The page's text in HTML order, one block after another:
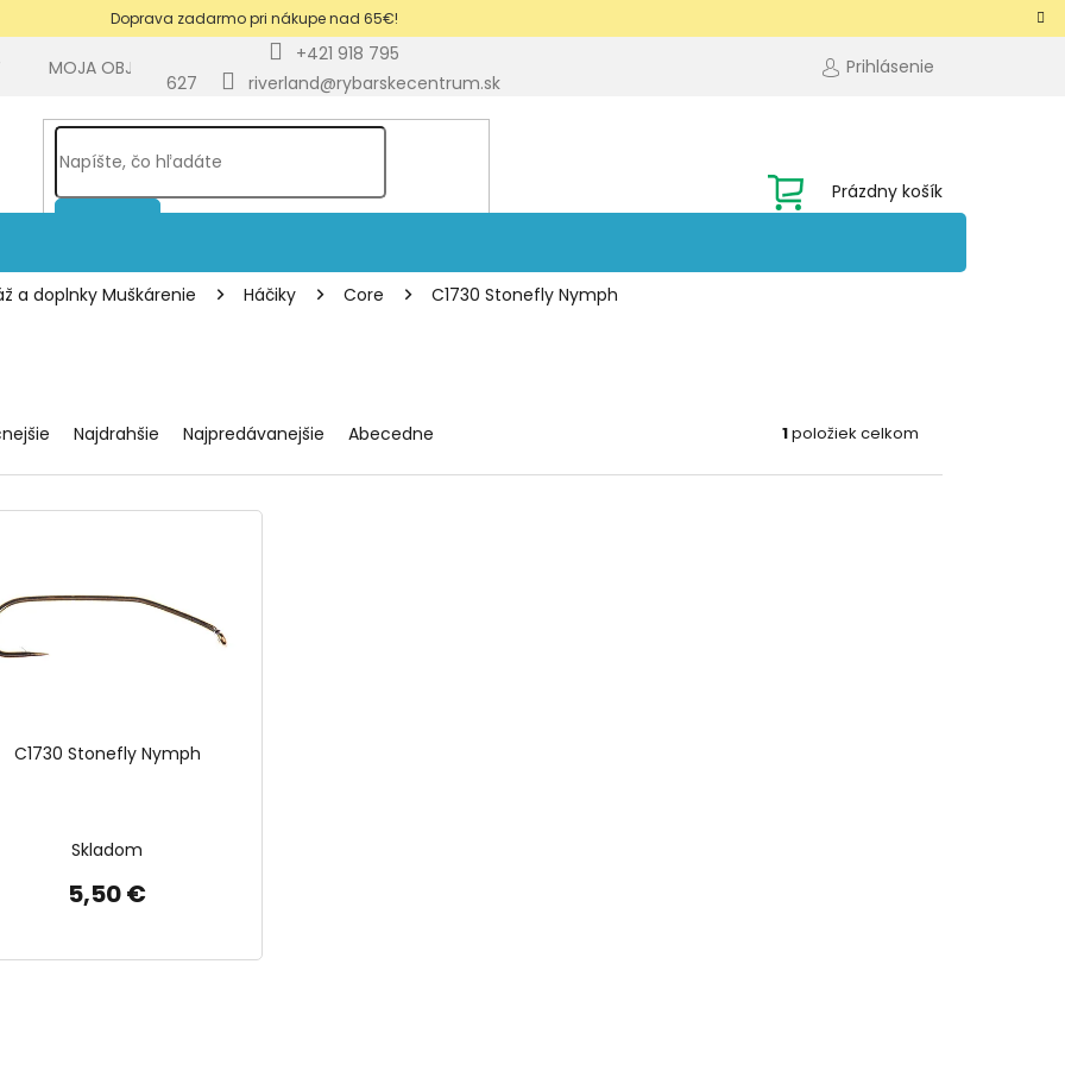
Doprava zadarmo pri nákupe nad 65€!
+421 918 795
627
riverland@rybarskecentrum.sk
MOJA OBJEDNÁVKA BLOG Prihlásenie
NÁKUPNÝ
KOŠÍK
Prázdny košík
a doplnky Muškárenie Háčiky Core C1730 Stonefly Nymph
Najdrahšie Najpredávanejšie Abecedne 1položiek celkom
C1730 Stonefly Nymph
Skladom
5,50 €